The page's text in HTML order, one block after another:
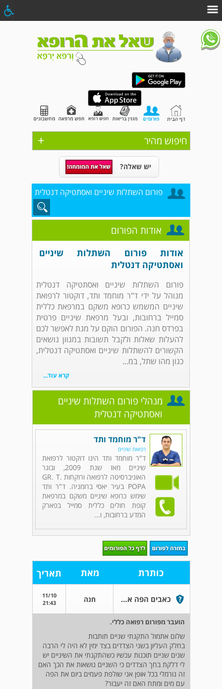
+ חיפוש מהיר
יש שאלה?
פורום השתלות שיניים ואסתטיקה דנטלית
אודות הפורום
אודות פורום השתלות שיניים
ואסתטיקה דנטלית
פורום השתלות שיניים ואסתטיקה דנטלית
מנוהל על ידי ד"ר מוחמד ותד, דוקטור לרפואת
שיניים המשמש כרופא משקם במרפאת כללית
סמייל ברחובות, ובעל מרפאת שיניים פרטית
בפרדס חנה. הפורום הוקם על מנת לאפשר לכם
להעלות שאלות ולקבל תשובות במגוון נושאים
הקשורים להשתלות שיניים ואסתטיקה דנטלית,
כגון מהו שתל, במ...
קרא עוד...
מנהלי פורום השתלות שיניים
ואסתטיקה דנטלית
ד"ר מוחמד ותד
רפואת שיניים
ד"ר מוחמד ותד הינו דוקטור לרפואת
שיניים מאז שנת 2009, ובוגר
האוניברסיטה לרפואה ורוקחות GR. T.
POPA בעיר יאסי ברומניה. ד"ר ותד
שימש כרופא שיניים משקם במרפאת
קופת חולים כללית סמייל בפארק
המדע ברחובות, ו...
כותרת מאת תאריך
כאבים הפה אחרי שיניים תותבות חנה
11/10
21:43
הועבר מפורום רפואה כללי.
שלום אתמול התקנתי שניים תותבות
בחלק העליון בשני הצדדים בצד ימין לא היה לי הרבה
שנים שניים תוכנות עכשיו כשהתקנתי את השיניים יש
לי דלקת בחך הצדדים כי השניים נושאות את הכך האם
זה נורמלי בכל אופן אני שולפת פעמים ביום את הפה
עם מים ומתח האם זה יעבור?